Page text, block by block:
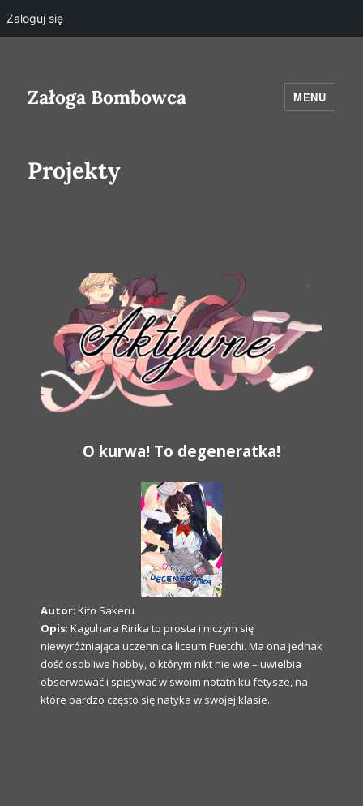
Zaloguj się
Załoga Bombowca MENU
Projekty
O kurwa! To degeneratka!
Autor: Kito Sakeru
Opis: Kaguhara Ririka to prosta i niczym się
niewyróżniająca uczennica liceum Fuetchi. Ma ona jednak
dość osobliwe hobby, o którym nikt nie wie – uwielbia
obserwować i spisywać w swoim notatniku fetysze, na
które bardzo często się natyka w swojej klasie.